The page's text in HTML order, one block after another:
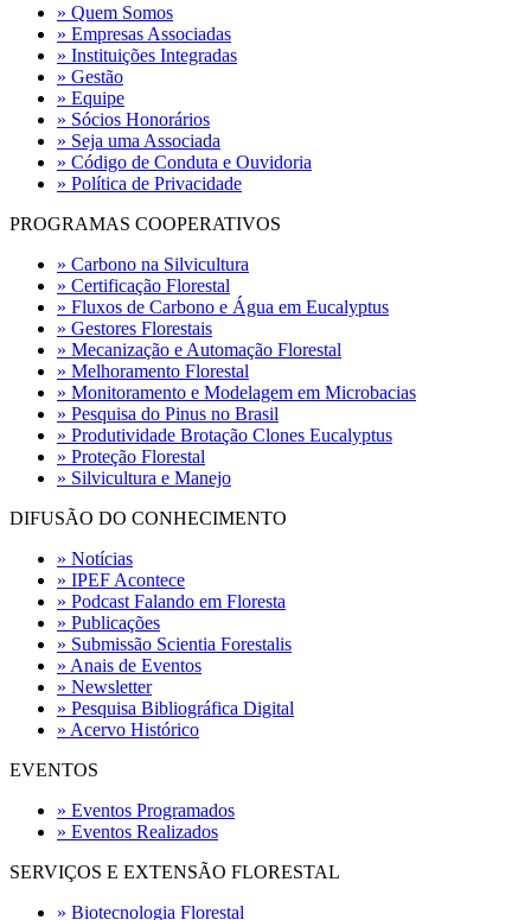
» Quem Somos
» Empresas Associadas
» Instituições Integradas
» Gestão
» Equipe
» Sócios Honorários
» Seja uma Associada
» Código de Conduta e Ouvidoria
» Política de Privacidade
PROGRAMAS COOPERATIVOS
» Carbono na Silvicultura
» Certificação Florestal
» Fluxos de Carbono e Água em Eucalyptus
» Gestores Florestais
» Mecanização e Automação Florestal
» Melhoramento Florestal
» Monitoramento e Modelagem em Microbacias
» Pesquisa do Pinus no Brasil
» Produtividade Brotação Clones Eucalyptus
» Proteção Florestal
» Silvicultura e Manejo
DIFUSÃO DO CONHECIMENTO
» Notícias
» IPEF Acontece
» Podcast Falando em Floresta
» Publicações
» Submissão Scientia Forestalis
» Anais de Eventos
» Newsletter
» Pesquisa Bibliográfica Digital
» Acervo Histórico
EVENTOS
» Eventos Programados
» Eventos Realizados
SERVIÇOS E EXTENSÃO FLORESTAL
» Biotecnologia Florestal